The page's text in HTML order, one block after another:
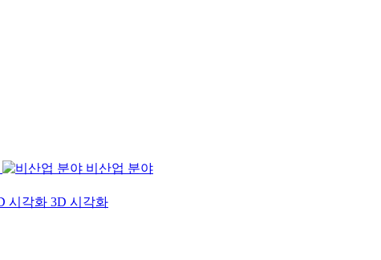
비산업 분야
3D 시각화